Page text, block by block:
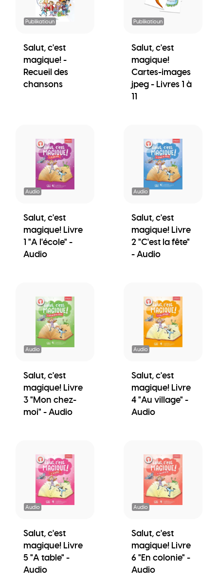
Publikatioun
Salut, c'est
magique! -
Recueil des
chansons
Publikatioun
Salut, c'est
magique!
Cartes-images
jpeg - Livres 1 à
11
Audio
Salut, c'est
magique! Livre
1 "A l'école" -
Audio
Audio
Salut, c'est
magique! Livre
2 "C'est la fête"
- Audio
Audio
Salut, c'est
magique! Livre
3 "Mon chez-
moi" - Audio
Audio
Salut, c'est
magique! Livre
4 "Au village" -
Audio
Audio
Salut, c'est
magique! Livre
5 "A table" -
Audio
Audio
Salut, c'est
magique! Livre
6 "En colonie" -
Audio